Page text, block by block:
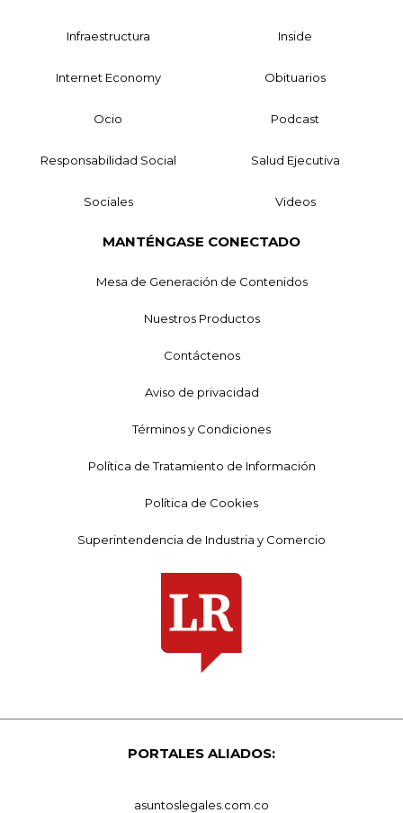
Infraestructura Inside
Internet Economy Obituarios
Ocio Podcast
Responsabilidad Social Salud Ejecutiva
Sociales Videos
MANTÉNGASE CONECTADO
Mesa de Generación de Contenidos
Nuestros Productos
Contáctenos
Aviso de privacidad
Términos y Condiciones
Política de Tratamiento de Información
Política de Cookies
Superintendencia de Industria y Comercio
PORTALES ALIADOS:
asuntoslegales.com.co